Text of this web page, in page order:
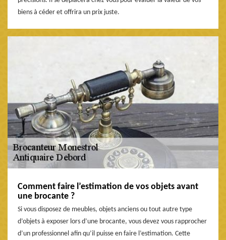
biens à céder et offrira un prix juste.
Comment faire l’estimation de vos objets avant
une brocante ?
Si vous disposez de meubles, objets anciens ou tout autre type
d’objets à exposer lors d’une brocante, vous devez vous rapprocher
d’un professionnel afin qu’il puisse en faire l’estimation. Cette